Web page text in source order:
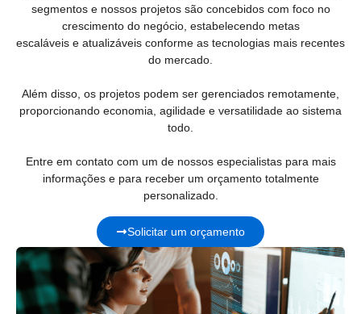
segmentos e nossos projetos são concebidos com foco no
crescimento do negócio, estabelecendo metas
escaláveis e atualizáveis conforme as tecnologias mais recentes
do mercado.
Além disso, os projetos podem ser gerenciados remotamente,
proporcionando economia, agilidade e versatilidade ao sistema
todo.
Entre em contato com um de nossos especialistas para mais
informações e para receber um orçamento totalmente
personalizado.
Solicitar um orçamento